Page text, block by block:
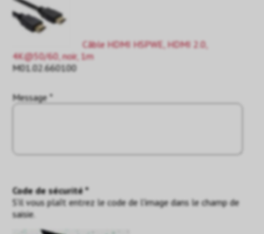
Câble HDMI HSPWE, HDMI 2.0,
4K@50/60, noir, 1m
M01.02.660100
Message *
Code de sécurité *
S'il vous plaît entrez le code de l'image dans le champ de
saisie.